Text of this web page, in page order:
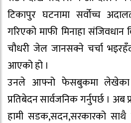
टिकापुर घटनामा सर्वोच्च
गरिएको माफी मिनाहा
चौधरी जेल जानसक्ने चर्चा
आएको हो ।
उनले आफ्नो फेसबुकमा
प्रतिबेदन सार्वजनिक गर्नुपर्छ ।
हामी सडक,सदन,सरकारको